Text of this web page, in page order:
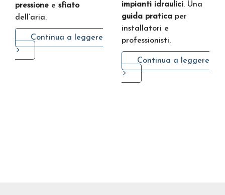
pressione e sfiato
dell’aria.
Continua a leggere
impianti idraulici. Una
guida pratica per
installatori e
professionisti.
Continua a leggere